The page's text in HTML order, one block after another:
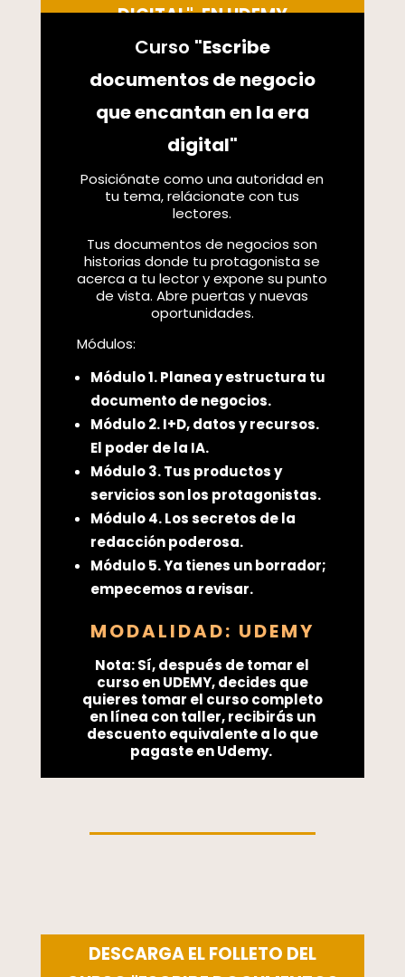
DIGITAL", EN UDEMY
Curso "Escribe
documentos de negocio
que encantan en la era
digital"
Posiciónate como una autoridad en
tu tema, relácionate con tus
lectores.
Tus documentos de negocios son
historias donde tu protagonista se
acerca a tu lector y expone su punto
de vista. Abre puertas y nuevas
oportunidades.
Módulos:
Módulo 1. Planea y estructura tu
documento de negocios.
Módulo 2. I+D, datos y recursos.
El poder de la IA.
Módulo 3. Tus productos y
servicios son los protagonistas.
Módulo 4.Los secretos de la
redacción poderosa.
Módulo 5.Ya tienes un borrador;
empecemos a revisar.
MODALIDAD: UDEMY
Nota: Sí, después de tomar el
curso en UDEMY, decides que
quieres tomar el curso completo
en línea con taller, recibirás un
descuento equivalente a lo que
pagaste en Udemy.
DESCARGA EL FOLLETO DEL